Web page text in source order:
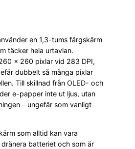
en 1,3-tums färgskärm
täcker hela urtavlan.
× 260 pixlar vid 283 DPI,
dubbelt så många pixlar
Till skillnad från OLED- och
e-papper inte ut ljus, utan
– ungefär som vanligt
som alltid kan vara
batteriet och som är